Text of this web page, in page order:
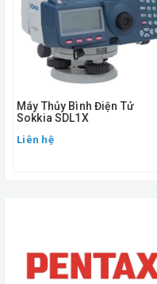
Máy Thủy Bình Điện Tử
Sokkia SDL1X
Liên hệ